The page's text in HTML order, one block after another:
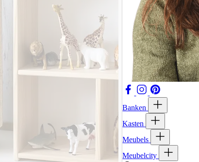
Banken
Kasten
Meubels
Meubelcity